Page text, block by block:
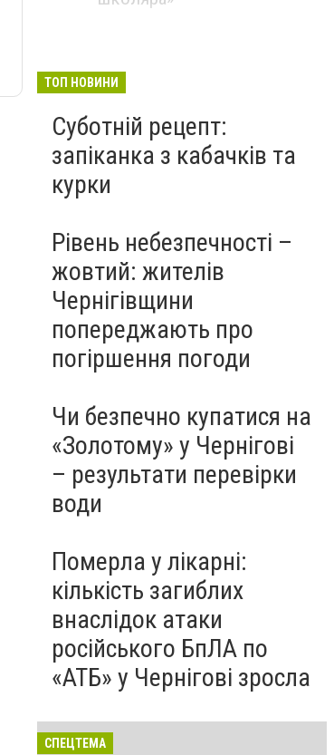
ТОП НОВИНИ
Суботній рецепт:
запіканка з кабачків та
курки
Рівень небезпечності –
жовтий: жителів
Чернігівщини
попереджають про
погіршення погоди
Чи безпечно купатися на
«Золотому» у Чернігові
– результати перевірки
води
Померла у лікарні:
кількість загиблих
внаслідок атаки
російського БпЛА по
«АТБ» у Чернігові зросла
СПЕЦТЕМА